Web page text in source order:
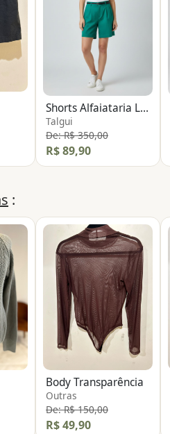
Shorts Alfaiataria Linho
Talgui
De: R$ 350,00
R$ 89,90
:
Body Transparência
Outras
De: R$ 150,00
R$ 49,90